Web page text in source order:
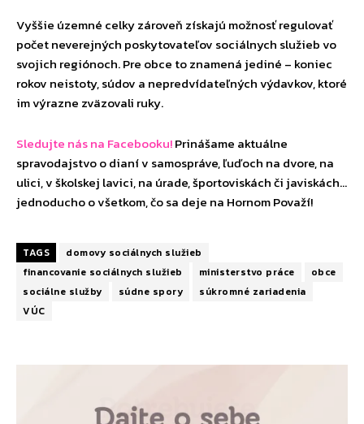
Vyššie územné celky zároveň získajú možnosť regulovať
počet neverejných poskytovateľov sociálnych služieb vo
svojich regiónoch. Pre obce to znamená jediné – koniec
rokov neistoty, súdov a nepredvídateľných výdavkov, ktoré
im výrazne zväzovali ruky.
Sledujte nás na Facebooku!Prinášame aktuálne
spravodajstvo o dianí v samospráve, ľuďoch na dvore, na
ulici, v školskej lavici, na úrade, športoviskách či javiskách…
jednoducho o všetkom, čo sa deje na Hornom Považí!
TAGS
domovy sociálnych služieb
financovanie sociálnych služieb
ministerstvo práce
obce
sociálne služby
súdne spory
súkromné zariadenia
VÚC